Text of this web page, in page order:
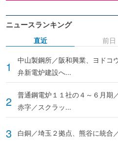
ニュースランキング
直近
中山製鋼所／阪和興業、ヨドコ
弁新電炉建設へ...
普通鋼電炉１１社の４～６月期
赤字／スクラッ...
白銅／埼玉２拠点、熊谷に統合
前日